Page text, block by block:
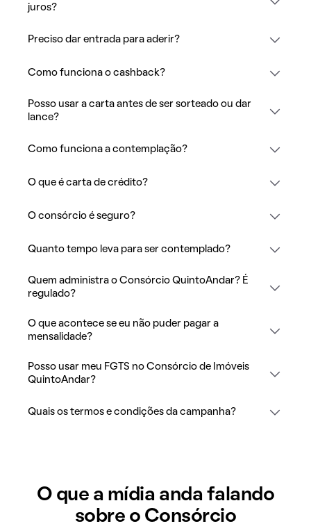
juros?
Preciso dar entrada para aderir?
Como funciona o cashback?
Posso usar a carta antes de ser sorteado ou dar
lance?
Como funciona a contemplação?
O que é carta de crédito?
O consórcio é seguro?
Quanto tempo leva para ser contemplado?
Quem administra o Consórcio QuintoAndar? É
regulado?
O que acontece se eu não puder pagar a
mensalidade?
Posso usar meu FGTS no Consórcio de Imóveis
QuintoAndar?
Quais os termos e condições da campanha?
O que a mídia anda falando
sobre o Consórcio